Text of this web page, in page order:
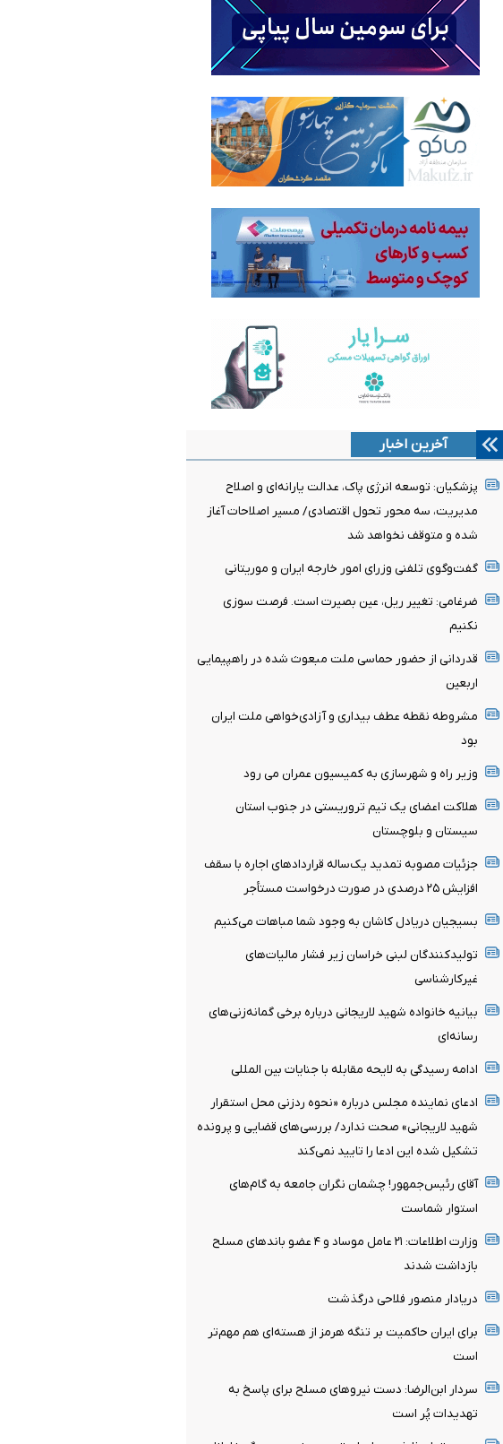
آخرین اخبار
پزشکیان: توسعه انرژی پاک، عدالت یارانه‌ای و اصلاح
مدیریت، سه محور تحول اقتصادی/ مسیر اصلاحات آغاز
شده و متوقف نخواهد شد
گفت‌وگوی تلفنی وزرای امور خارجه ایران و موریتانی
ضرغامی: تغییر ریل، عین بصیرت است. فرصت سوزی
نکنیم
قدردانی از حضور حماسی ملت مبعوث شده در راهپیمایی
اربعین
مشروطه نقطه عطف بیداری و آزادی‌خواهی ملت ایران
بود
وزیر راه و شهرسازی به کمیسیون عمران می رود
هلاکت اعضای یک تیم تروریستی در جنوب استان
سیستان و بلوچستان
جزئیات مصوبه تمدید یک‌ساله قرارداد‌های اجاره با سقف
افزایش ۲۵ درصدی در صورت درخواست مستأجر
بسیجیان‌ دریادل‌ کاشان به‌ وجود شما مباهات می‌کنیم
تولیدکنندگان لبنی خراسان زیر فشار مالیات‌های
غیرکارشناسی
بیانیه خانواده شهید لاریجانی درباره برخی گمانه‌زنی‌های
رسانه‌ای
ادامه رسیدگی به لایحه مقابله با جنایات بین المللی
ادعای نماینده مجلس درباره «نحوه ردزنی محل استقرار
شهید لاریجانی» صحت ندارد/ بررسی‌های قضایی و پرونده
تشکیل شده این ادعا را تایید نمی‌کند
آقای رئیس‌جمهور! چشمان نگران جامعه به گام‌های
استوار شماست
وزارت اطلاعات: ۲۱ عامل موساد و ۴ عضو باندهای مسلح
بازداشت شدند
دریادار منصور فلاحی درگذشت
برای ایران حاکمیت بر تنگه هرمز از هسته‌ای هم مهم‌تر
است
سردار ابن‌الرضا: دست نیروهای مسلح برای پاسخ به
تهدیدات پُر است